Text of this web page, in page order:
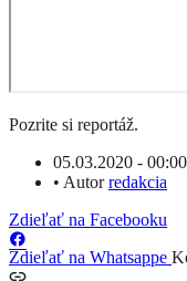
Pozrite si reportáž.
05.03.2020 - 00:00
• Autorredakcia
Zdieľať na Facebooku
Zdieľať na Whatsappe